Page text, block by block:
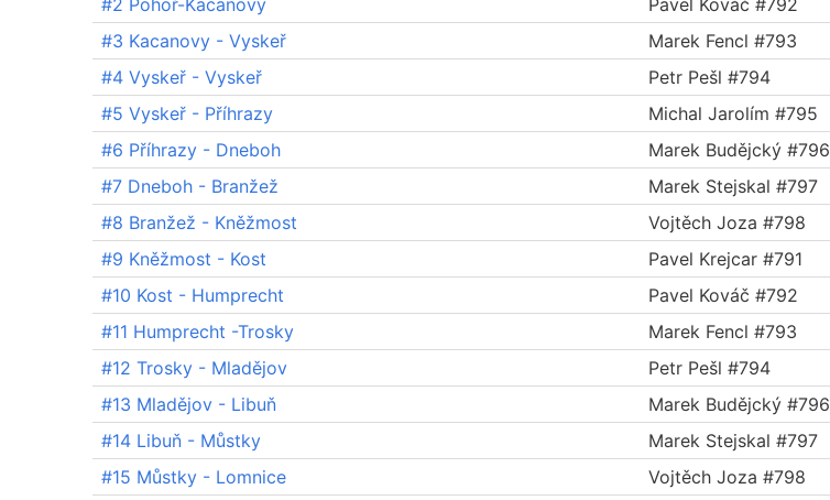
#2 Pohoř-Kacanovy
Pavel Kováč #792
#3 Kacanovy - Vyskeř
Marek Fencl #793
#4 Vyskeř - Vyskeř
Petr Pešl #794
#5 Vyskeř - Příhrazy
Michal Jarolím #795
#6 Příhrazy - Dneboh
Marek Budějcký #796
#7 Dneboh - Branžež
Marek Stejskal #797
#8 Branžež - Kněžmost
Vojtěch Joza #798
#9 Kněžmost - Kost
Pavel Krejcar #791
#10 Kost - Humprecht
Pavel Kováč #792
#11 Humprecht -Trosky
Marek Fencl #793
#12 Trosky - Mladějov
Petr Pešl #794
#13 Mladějov - Libuň
Marek Budějcký #796
#14 Libuň - Můstky
Marek Stejskal #797
#15 Můstky - Lomnice
Vojtěch Joza #798